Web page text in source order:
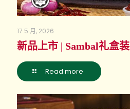
17 5 月, 2026
新品上市 | Sambal礼盒装
Read more